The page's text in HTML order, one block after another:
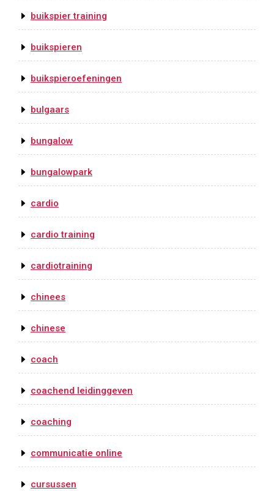
buikspier training
buikspieren
buikspieroefeningen
bulgaars
bungalow
bungalowpark
cardio
cardio training
cardiotraining
chinees
chinese
coach
coachend leidinggeven
coaching
communicatie online
cursussen